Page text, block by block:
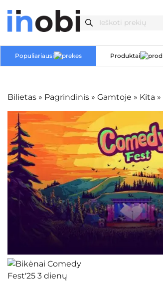
Populiariausi Produktai
Bilietas » Pagrindinis » Gamtoje » Kita »